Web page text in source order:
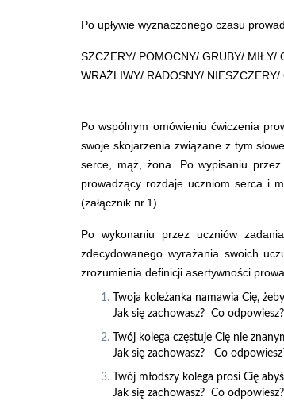
Po upływie wyznaczonego czasu
SZCZERY/ POMOCNY/ GRUBY/ MIŁY/
WRAŻLIWY/ RADOSNY/
Po wspólnym omówieniu ćwiczenia
swoje skojarzenia związane z tym
serce, mąż, żona. Po wypisaniu
prowadzący rozdaje uczniom serca i
(załącznik nr.1).
Po wykonaniu przez uczniów
zdecydowanego wyrażania swoich
zrozumienia definicji asertywności
Twoja koleżanka namawia Cię,
Jak się zachowasz? Co
Twój kolega częstuje Cię nie
Jak się zachowasz? Co
Twój młodszy kolega prosi Cię
Jak się zachowasz? Co